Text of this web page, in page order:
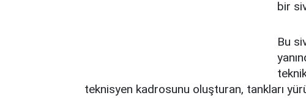
bir
Bu
teknisyen kadrosunu oluşturan, tankları